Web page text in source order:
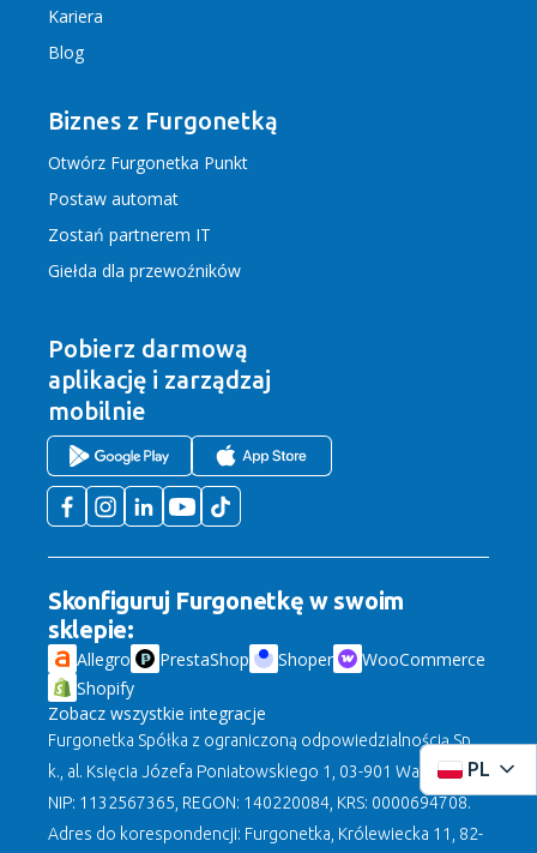
PL
Kariera
Blog
Biznes z Furgonetką
Otwórz Furgonetka Punkt
Postaw automat
Zostań partnerem IT
Giełda dla przewoźników
Pobierz darmową
aplikację i zarządzaj
mobilnie
Skonfiguruj Furgonetkę w swoim
sklepie:
Allegro PrestaShop Shoper
WooCommerce
Shopify
Zobacz wszystkie integracje
Furgonetka Spółka z ograniczoną odpowiedzialnością Sp.
k., al. Księcia Józefa Poniatowskiego 1, 03-901 Warszawa,
NIP: 1132567365, REGON: 140220084, KRS: 0000694708.
Adres do korespondencji: Furgonetka, Królewiecka 11, 82-